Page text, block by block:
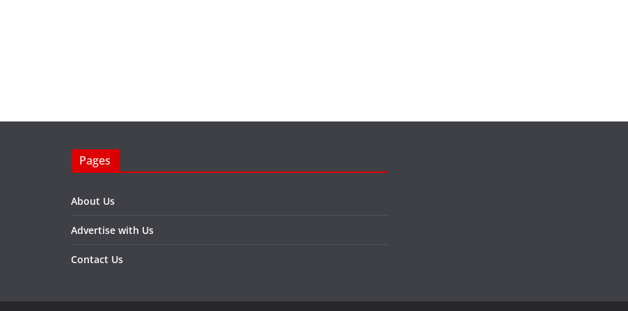
Pages
About Us
Advertise with Us
Contact Us